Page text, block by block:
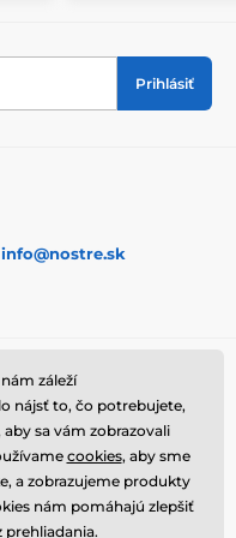
informáciu
poškodenia počas
plotrov, tie
pass, ink density 200).
Prihlásiť
info@nostre.sk
informácie
kladené otázky
záleží
nájsť to, čo potrebujete,
sa vám zobrazovali
cookies, aby sme
a zobrazujeme produkty
nám pomáhajú zlepšiť
prehliadania.